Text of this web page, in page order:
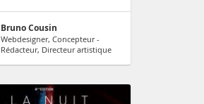
Bruno Cousin
Webdesigner, Concepteur -
Rédacteur, Directeur artistique